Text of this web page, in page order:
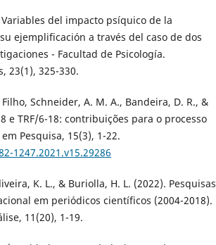
Variables del impacto psíquico de la
ejemplificación a través del caso de dos
- Facultad de Psicología.
23(1), 325-330.
Schneider, A. M. A., Bandeira, D. R., &
e TRF/6-18: contribuições para o processo
Pesquisa, 15(3), 1-22.
1247.2021.v15.29286
K. L., & Buriolla, H. L. (2022). Pesquisas
em periódicos científicos (2004-2018).
11(20), 1-19.